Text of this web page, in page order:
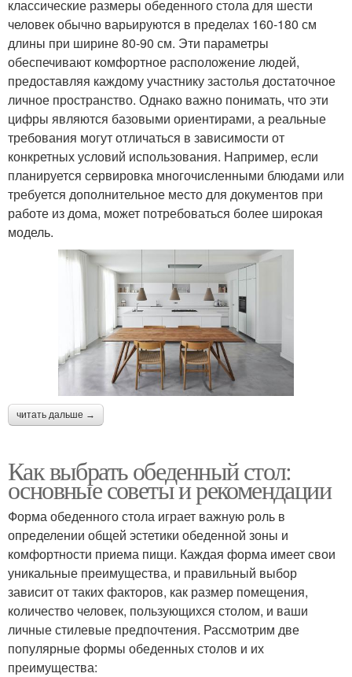
классические размеры обеденного стола для шести
человек обычно варьируются в пределах 160-180 см
длины при ширине 80-90 см. Эти параметры
обеспечивают комфортное расположение людей,
предоставляя каждому участнику застолья достаточное
личное пространство. Однако важно понимать, что эти
цифры являются базовыми ориентирами, а реальные
требования могут отличаться в зависимости от
конкретных условий использования. Например, если
планируется сервировка многочисленными блюдами или
требуется дополнительное место для документов при
работе из дома, может потребоваться более широкая
модель.
читать дальше →
Как выбрать обеденный стол:
основные советы и рекомендации
Форма обеденного стола играет важную роль в
определении общей эстетики обеденной зоны и
комфортности приема пищи. Каждая форма имеет свои
уникальные преимущества, и правильный выбор
зависит от таких факторов, как размер помещения,
количество человек, пользующихся столом, и ваши
личные стилевые предпочтения. Рассмотрим две
популярные формы обеденных столов и их
преимущества: